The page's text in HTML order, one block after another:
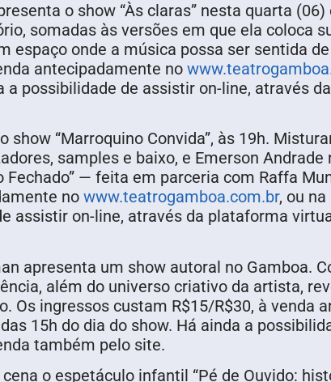
o show “Às claras” nesta quarta
somadas às versões em que ela coloca
espaço onde a música possa ser sentida
antecipadamente no
possibilidade de assistir on-line, através
“Marroquino Convida”, às 19h.
samples e baixo, e Emerson Andrade
Fechado” — feita em parceria com Raffa
no www.teatrogamboa.com.br, ou
assistir on-line, através da plataforma
apresenta um show autoral no Gamboa.
além do universo criativo da artista,
Os ingressos custam R$15/R$30, à venda
15h do dia do show. Há ainda a
também pelo site.
o espetáculo infantil “Pé de Ouvido: